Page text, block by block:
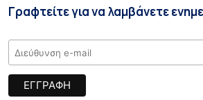
Γραφτείτε για να λαμβάνετε